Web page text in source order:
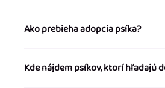
Ako prebieha adopcia psíka?
Kde nájdem psíkov, ktorí hľadajú